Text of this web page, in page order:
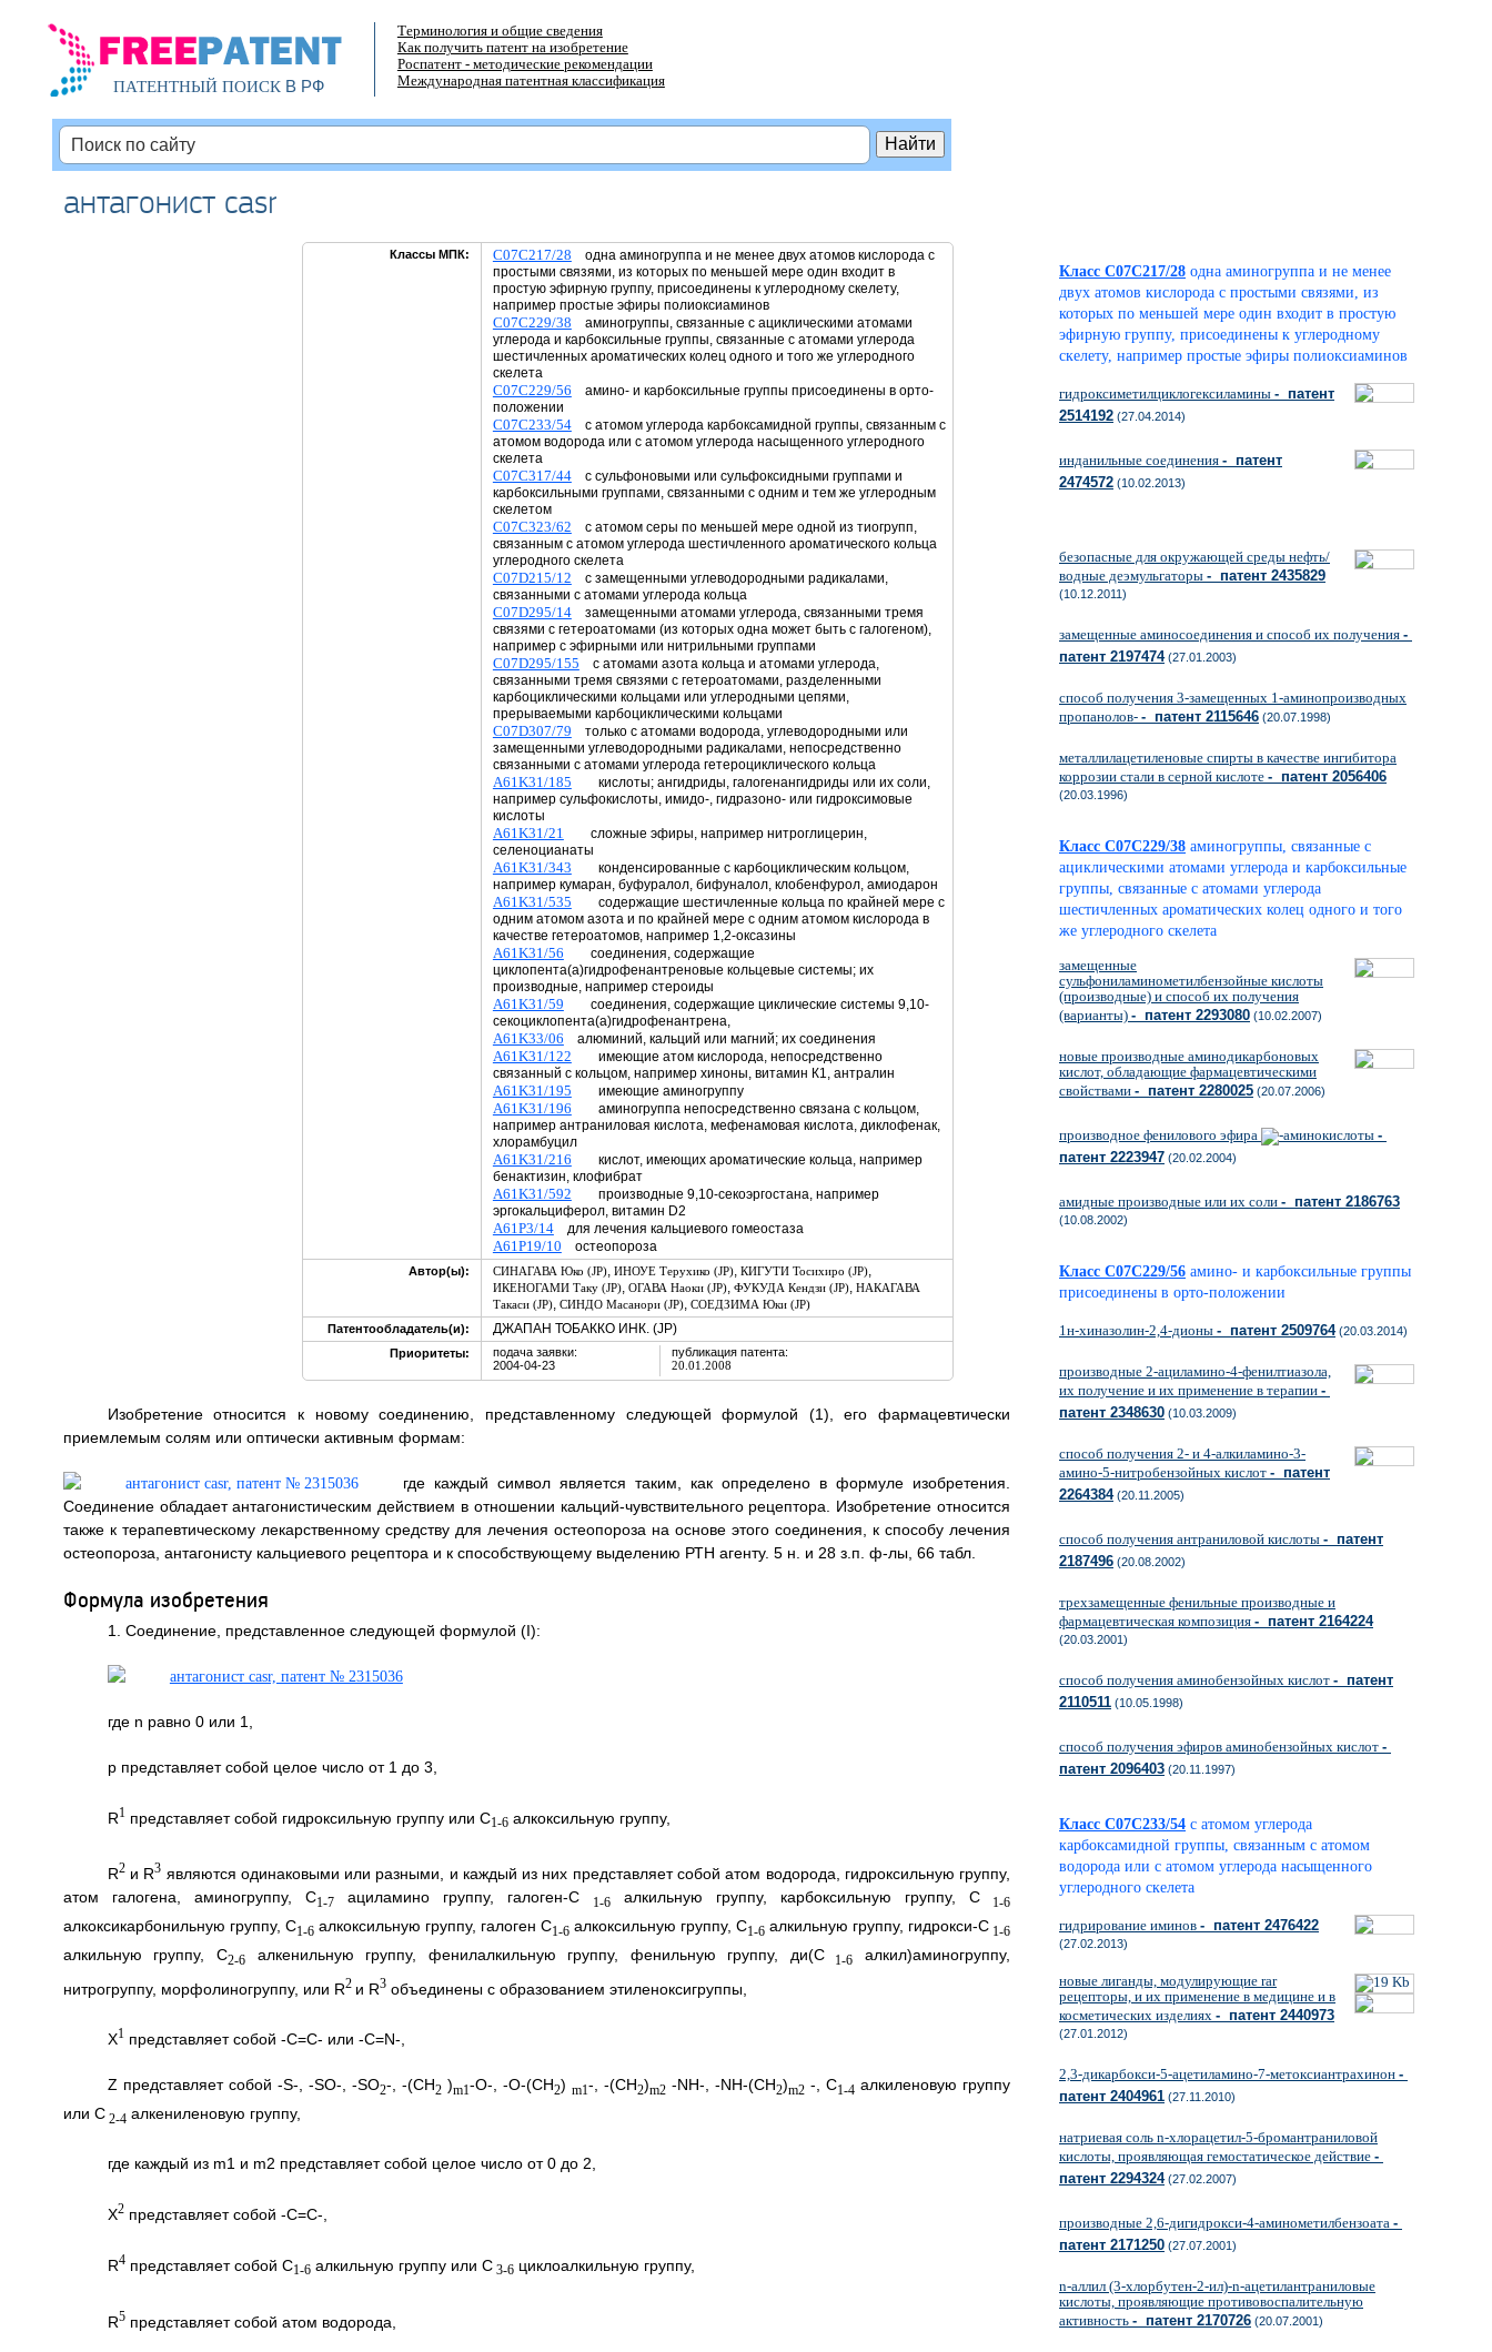
ПАТЕНТНЫЙ ПОИСКВ РФ
Терминология и общие сведения
Как получить патент на изобретение
Роспатент - методические рекомендации
Международная патентная классификация
антагонист casr
Классы МПК: C07C217/28 одна аминогруппа и не менее двух атомов кислорода с
простыми связями, из которых по меньшей мере один входит в
простую эфирную группу, присоединены к углеродному скелету,
например простые эфиры полиоксиаминов
C07C229/38 аминогруппы, связанные с ациклическими атомами
углерода и карбоксильные группы, связанные с атомами углерода
шестичленных ароматических колец одного и того же углеродного
скелета
C07C229/56 амино- и карбоксильные группы присоединены в орто-
положении
C07C233/54с атомом углерода карбоксамидной группы, связанным с
атомом водорода или с атомом углерода насыщенного углеродного
скелета
C07C317/44с сульфоновыми или сульфоксидными группами и
карбоксильными группами, связанными с одним и тем же углеродным
скелетом
C07C323/62 с атомом серы по меньшей мере одной из тиогрупп,
связанным с атомом углерода шестичленного ароматического кольца
углеродного скелета
C07D215/12 с замещенными углеводородными радикалами,
связанными с атомами углерода кольца
C07D295/14замещенными атомами углерода, связанными тремя
связями с гетероатомами (из которых одна может быть с галогеном),
например с эфирными или нитрильными группами
C07D295/155 с атомами азота кольца и атомами углерода,
связанными тремя связями с гетероатомами, разделенными
карбоциклическими кольцами или углеродными цепями,
прерываемыми карбоциклическими кольцами
C07D307/79 только с атомами водорода, углеводородными или
замещенными углеводородными радикалами, непосредственно
связанными с атомами углерода гетероциклического кольца
A61K31/185 кислоты; ангидриды, галогенангидриды или их соли,
например сульфокислоты, имидо-, гидразоно- или гидроксимовые
кислоты
A61K31/21 сложные эфиры, например нитроглицерин,
селеноцианаты
A61K31/343 конденсированные с карбоциклическим кольцом,
например кумаран, буфуралол, бифуналол, клобенфурол, амиодарон
A61K31/535 содержащие шестичленные кольца по крайней мере с
одним атомом азота и по крайней мере с одним атомом кислорода в
качестве гетероатомов, например 1,2-оксазины
A61K31/56 соединения, содержащие
циклопента(а)гидрофенантреновые кольцевые системы; их
производные, например стероиды
A61K31/59 соединения, содержащие циклические системы 9,10-
секоциклопента(а)гидрофенантрена,
A61K33/06 алюминий, кальций или магний; их соединения
A61K31/122 имеющие атом кислорода, непосредственно
связанный с кольцом, например хиноны, витамин К1, антралин
A61K31/195 имеющие аминогруппу
A61K31/196 аминогруппа непосредственно связана с кольцом,
например антраниловая кислота, мефенамовая кислота, диклофенак,
хлорамбуцил
A61K31/216 кислот, имеющих ароматические кольца, например
бенактизин, клофибрат
A61K31/592 производные 9,10-секоэргостана, например
эргокальциферол, витамин D2
A61P3/14для лечения кальциевого гомеостаза
A61P19/10 остеопороза
Автор(ы): СИНАГАВА Юко (JP), ИНОУЕ Терухико (JP), КИГУТИ Тосихиро (JP),
ИКЕНОГАМИ Таку (JP), ОГАВА Наоки (JP), ФУКУДА Кендзи (JP), НАКАГАВА
Такаси (JP), СИНДО Масанори (JP), СОЕДЗИМА Юки (JP)
Патентообладатель(и):
ДЖАПАН ТОБАККО ИНК. (JP)
Приоритеты:
подача заявки:
2004-04-23
публикация патента:
20.01.2008
Изобретение относится к новому соединению, представленному следующей формулой (1), его фармацевтически
приемлемым солям или оптически активным формам:
где каждый символ является таким, как определено в формуле изобретения.
Соединение обладает антагонистическим действием в отношении кальций-чувствительного рецептора. Изобретение относится
также к терапевтическому лекарственному средству для лечения остеопороза на основе этого соединения, к способу лечения
остеопороза, антагонисту кальциевого рецептора и к способствующему выделению РТН агенту. 5 н. и 28 з.п. ф-лы, 66 табл.
Формула изобретения
1. Соединение, представленное следующей формулой (I):
где n равно 0 или 1,
р представляет собой целое число от 1 до 3,
R1представляет собой гидроксильную группу или C1-6алкоксильную группу,
R2и R3 являются одинаковыми или разными, и каждый из них представляет собой атом водорода, гидроксильную группу,
атом галогена, аминогруппу, C1-7 ациламино группу, галоген-С 1-6алкильную группу, карбоксильную группу, C1-6
алкоксикарбонильную группу, C1-6алкоксильную группу, галоген C1-6алкоксильную группу, C1-6 алкильную группу, гидрокси-C 1-6
алкильную группу, С2-6 алкенильную группу, фенилалкильную группу, фенильную группу, ди(C1-6
алкил)аминогруппу,
нитрогруппу, морфолиногруппу, или R2 и R3объединены с образованием этиленоксигруппы,
X1представляет собой -С=С- или -С=N-,
Z представляет собой -S-, -SO-, -SO2-, -(СН2 )m1-O-, -O-(СН2) m1-, -(CH2)m2-NH-, -NH-(CH2)m2-, C1-4 алкиленовую группу
или C2-4 алкениленовую группу,
где каждый из m1 и m2 представляет собой целое число от 0 до 2,
X2представляет собой -С=С-,
R4представляет собой C1-6алкильную группу или С3-6циклоалкильную группу,
R5представляет собой атом водорода,
Класс C07C217/28 одна аминогруппа и не менее
двух атомов кислорода с простыми связями, из
которых по меньшей мере один входит в простую
эфирную группу, присоединены к углеродному
скелету, например простые эфиры полиоксиаминов
гидроксиметилциклогексиламины - патент
2514192 (27.04.2014)
инданильные соединения - патент
2474572 (10.02.2013)
безопасные для окружающей среды нефть/
водные деэмульгаторы - патент 2435829
(10.12.2011)
замещенные аминосоединения и способ их получения -
патент 2197474(27.01.2003)
способ получения 3-замещенных 1-аминопроизводных
пропанолов- - патент 2115646 (20.07.1998)
металлилацетиленовые спирты в качестве ингибитора
коррозии стали в серной кислоте - патент 2056406
(20.03.1996)
Класс C07C229/38 аминогруппы, связанные с
ациклическими атомами углерода и карбоксильные
группы, связанные с атомами углерода
шестичленных ароматических колец одного и того
же углеродного скелета
замещенные
сульфониламинометилбензойные кислоты
(производные) и способ их получения
(варианты) - патент 2293080 (10.02.2007)
новые производные аминодикарбоновых
кислот, обладающие фармацевтическими
свойствами - патент 2280025 (20.07.2006)
производное фенилового эфира -аминокислоты -
патент 2223947 (20.02.2004)
амидные производные или их соли - патент 2186763
(10.08.2002)
Класс C07C229/56 амино- и карбоксильные группы
присоединены в орто-положении
1н-хиназолин-2,4-дионы - патент 2509764(20.03.2014)
производные 2-ациламино-4-фенилтиазола,
их получение и их применение в терапии -
патент 2348630 (10.03.2009)
способ получения 2- и 4-алкиламино-3-
амино-5-нитробензойных кислот - патент
2264384(20.11.2005)
способ получения антраниловой кислоты - патент
2187496 (20.08.2002)
трехзамещенные фенильные производные и
фармацевтическая композиция - патент 2164224
(20.03.2001)
способ получения аминобензойных кислот - патент
2110511 (10.05.1998)
способ получения эфиров аминобензойных кислот -
патент 2096403 (20.11.1997)
Класс C07C233/54 с атомом углерода
карбоксамидной группы, связанным с атомом
водорода или с атомом углерода насыщенного
углеродного скелета
гидрирование иминов - патент 2476422
(27.02.2013)
новые лиганды, модулирующие rar
рецепторы, и их применение в медицине и в
косметических изделиях - патент 2440973
(27.01.2012)
2,3-дикарбокси-5-ацетиламино-7-метоксиантрахинон -
патент 2404961 (27.11.2010)
натриевая соль n-хлорацетил-5-бромантраниловой
кислоты, проявляющая гемостатическое действие -
патент 2294324(27.02.2007)
производные 2,6-дигидрокси-4-аминометилбензоата -
патент 2171250 (27.07.2001)
n-аллил (3-хлорбутен-2-ил)-n-ацетилантраниловые
кислоты, проявляющие противовоспалительную
активность - патент 2170726 (20.07.2001)